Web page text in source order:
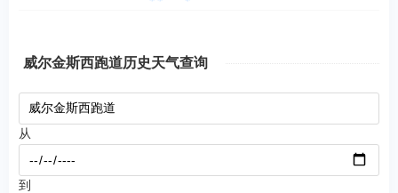
威尔金斯西跑道历史天气查询
从
到